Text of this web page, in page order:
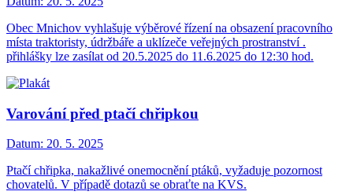
Obec Mnichov vyhlašuje výběrové řízení na obsazení pracovního
místa traktoristy, údržbáře a uklízeče veřejných prostranství .
přihlášky lze zasílat od 20.5.2025 do 11.6.2025 do 12:30 hod.
Varování před ptačí chřipkou
Datum: 20. 5. 2025
Ptačí chřipka, nakažlivé onemocnění ptáků, vyžaduje pozornost
chovatelů. V případě dotazů se obraťte na KVS.